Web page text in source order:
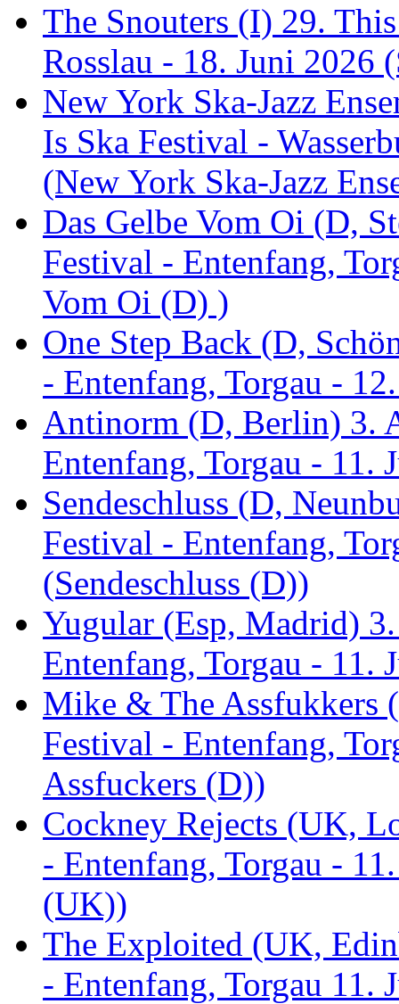
The Snouters (I) 29.
Rosslau - 18. Juni 2026
New York Ska-Jazz
Is Ska Festival -
(New York Ska-Jazz
Das Gelbe Vom Oi (D,
Festival - Entenfang,
Vom Oi (D) )
One Step Back (D,
- Entenfang, Torgau -
Antinorm (D, Berlin) 3.
Entenfang, Torgau -
Sendeschluss (D,
Festival - Entenfang,
(Sendeschluss (D))
Yugular (Esp, Madrid)
Entenfang, Torgau - 11.
Mike & The Assfukkers
Festival - Entenfang,
Assfuckers (D))
Cockney Rejects (UK,
- Entenfang, Torgau -
(UK))
The Exploited (UK,
- Entenfang, Torgau